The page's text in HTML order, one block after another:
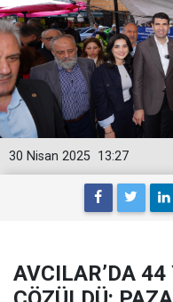
13:27
30 Nisan 2025
AVCILAR’DA